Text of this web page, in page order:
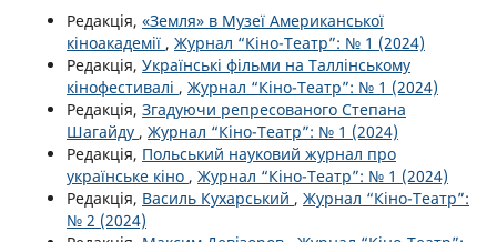
Редакція, «Земля» в Музеї Американської
кіноакадемії , Журнал “Кіно-Театр”: № 1 (2024)
Редакція, Українські фільми на Таллінському
кінофестивалі , Журнал “Кіно-Театр”: № 1 (2024)
Редакція, Згадуючи репресованого Степана
Шагайду , Журнал “Кіно-Театр”: № 1 (2024)
Редакція, Польський науковий журнал про
українське кіно , Журнал “Кіно-Театр”: № 1 (2024)
Редакція, Василь Кухарський , Журнал “Кіно-Театр”:
№ 2 (2024)